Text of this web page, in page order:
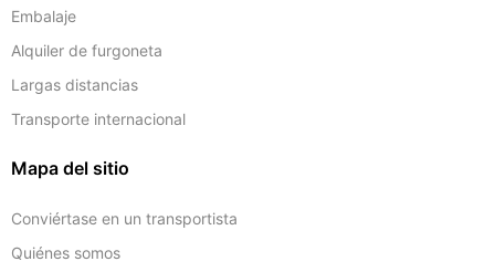
Embalaje
Alquiler de furgoneta
Largas distancias
Transporte internacional
Mapa del sitio
Conviértase en un transportista
Quiénes somos